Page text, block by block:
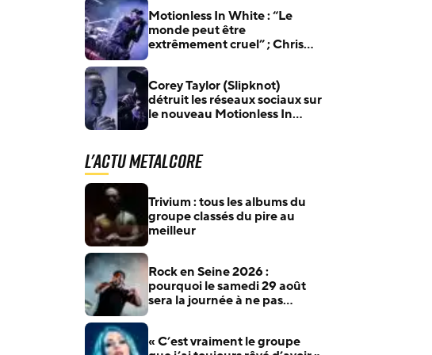
Motionless In White : “Le
monde peut être
extrêmement cruel” ; Chris
Corey Taylor (Slipknot)
détruit les réseaux sociaux sur
le nouveau Motionless In
L'actu Metalcore
Trivium : tous les albums du
groupe classés du pire au
meilleur
Rock en Seine 2026 :
pourquoi le samedi 29 août
sera la journée à ne pas
« C’est vraiment le groupe